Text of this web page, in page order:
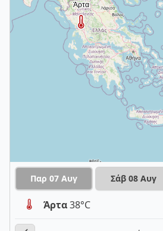
Παρ 07 Αυγ Σάβ 08 Αυγ
Άρτα38°C